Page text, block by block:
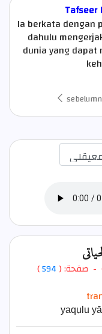
Tafseer
Ia berkata dengan
dahulu
dunia yang
- صفحة: ( 594
)
yaqụlu